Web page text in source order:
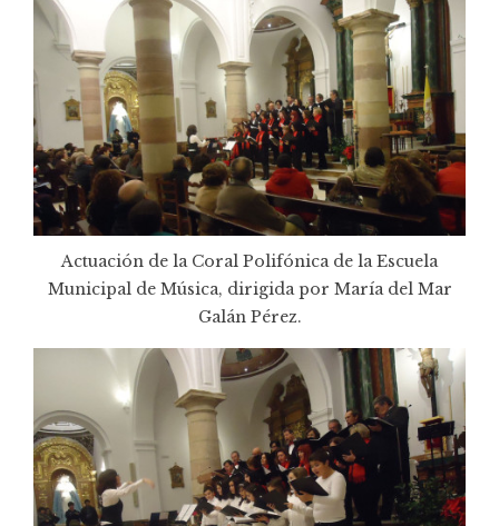
Actuación de la Coral Polifónica de la Escuela
Municipal de Música, dirigida por María del Mar
Galán Pérez.